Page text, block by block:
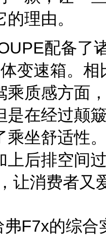
理由。
配备了
变速箱。
乘质感方面
是在经过颠
乘坐舒适性
上后排空间
让消费者又
F7x的综